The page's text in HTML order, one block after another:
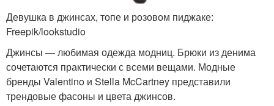
Девушка в джинсах, топе и розовом пиджаке:
Freepik/lookstudio
Джинсы — любимая одежда модниц. Брюки из денима
сочетаются практически с всеми вещами. Модные
бренды Valentino и Stella McCartney представили
трендовые фасоны и цвета джинсов.